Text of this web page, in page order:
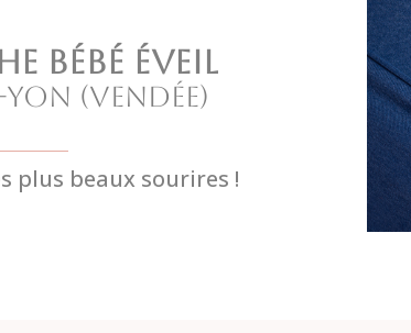
Bébé éveil
(Vendée)
plus beaux sourires !